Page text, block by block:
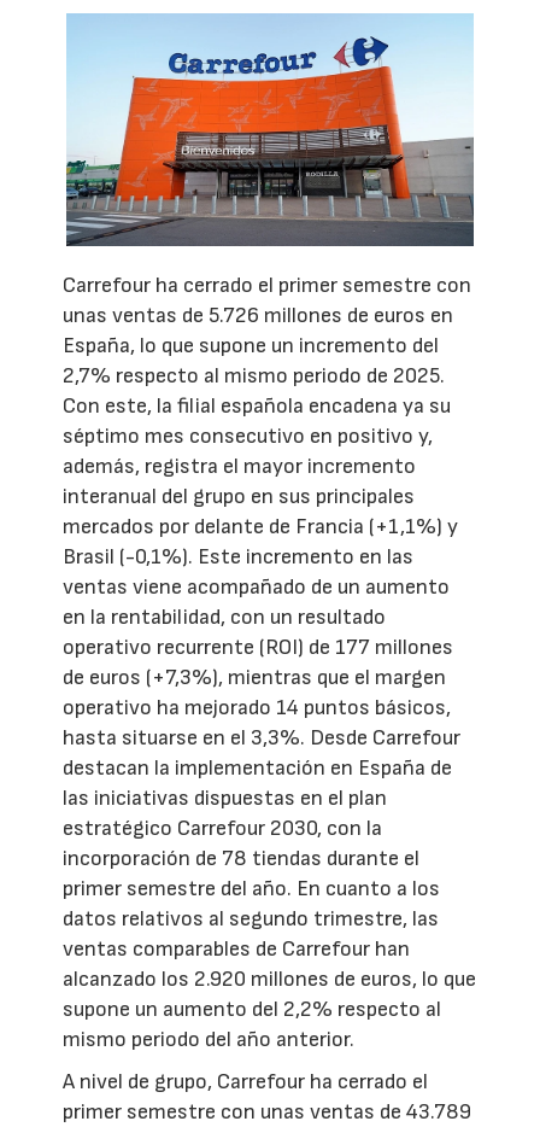
Carrefour ha cerrado el primer semestre con
unas ventas de 5.726 millones de euros en
España, lo que supone un incremento del
2,7% respecto al mismo periodo de 2025.
Con este, la filial española encadena ya su
séptimo mes consecutivo en positivo y,
además, registra el mayor incremento
interanual del grupo en sus principales
mercados por delante de Francia (+1,1%) y
Brasil (-0,1%). Este incremento en las
ventas viene acompañado de un aumento
en la rentabilidad, con un resultado
operativo recurrente (ROI) de 177 millones
de euros (+7,3%), mientras que el margen
operativo ha mejorado 14 puntos básicos,
hasta situarse en el 3,3%. Desde Carrefour
destacan la implementación en España de
las iniciativas dispuestas en el plan
estratégico Carrefour 2030, con la
incorporación de 78 tiendas durante el
primer semestre del año. En cuanto a los
datos relativos al segundo trimestre, las
ventas comparables de Carrefour han
alcanzado los 2.920 millones de euros, lo que
supone un aumento del 2,2% respecto al
mismo periodo del año anterior.
A nivel de grupo, Carrefour ha cerrado el
primer semestre con unas ventas de 43.789